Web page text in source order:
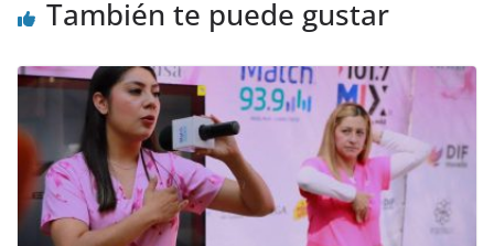
También te puede gustar